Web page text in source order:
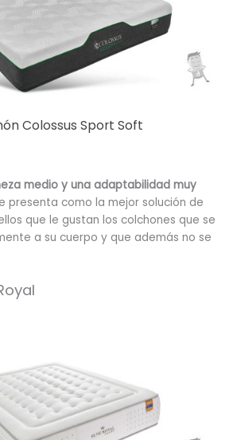
Colossus Sport Soft
medio y una adaptabilidad muy
presenta como la mejor solución de
que le gustan los colchones que se
a su cuerpo y que además no se